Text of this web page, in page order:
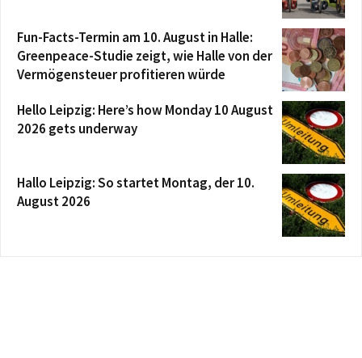
Fun-Facts-Termin am 10. August in Halle:
Greenpeace-Studie zeigt, wie Halle von der
Vermögensteuer profitieren würde
Hello Leipzig: Here’s how Monday 10 August
2026 gets underway
Hallo Leipzig: So startet Montag, der 10.
August 2026